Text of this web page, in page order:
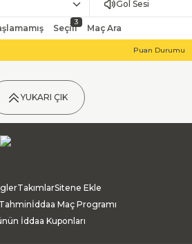
Gol Sesi
Seçili
3
Maç Ara
Puan Durumu
YUKARI ÇIK
TakımlarSitene Ekle
İddaa Maç Programı
İddaa Kuponları